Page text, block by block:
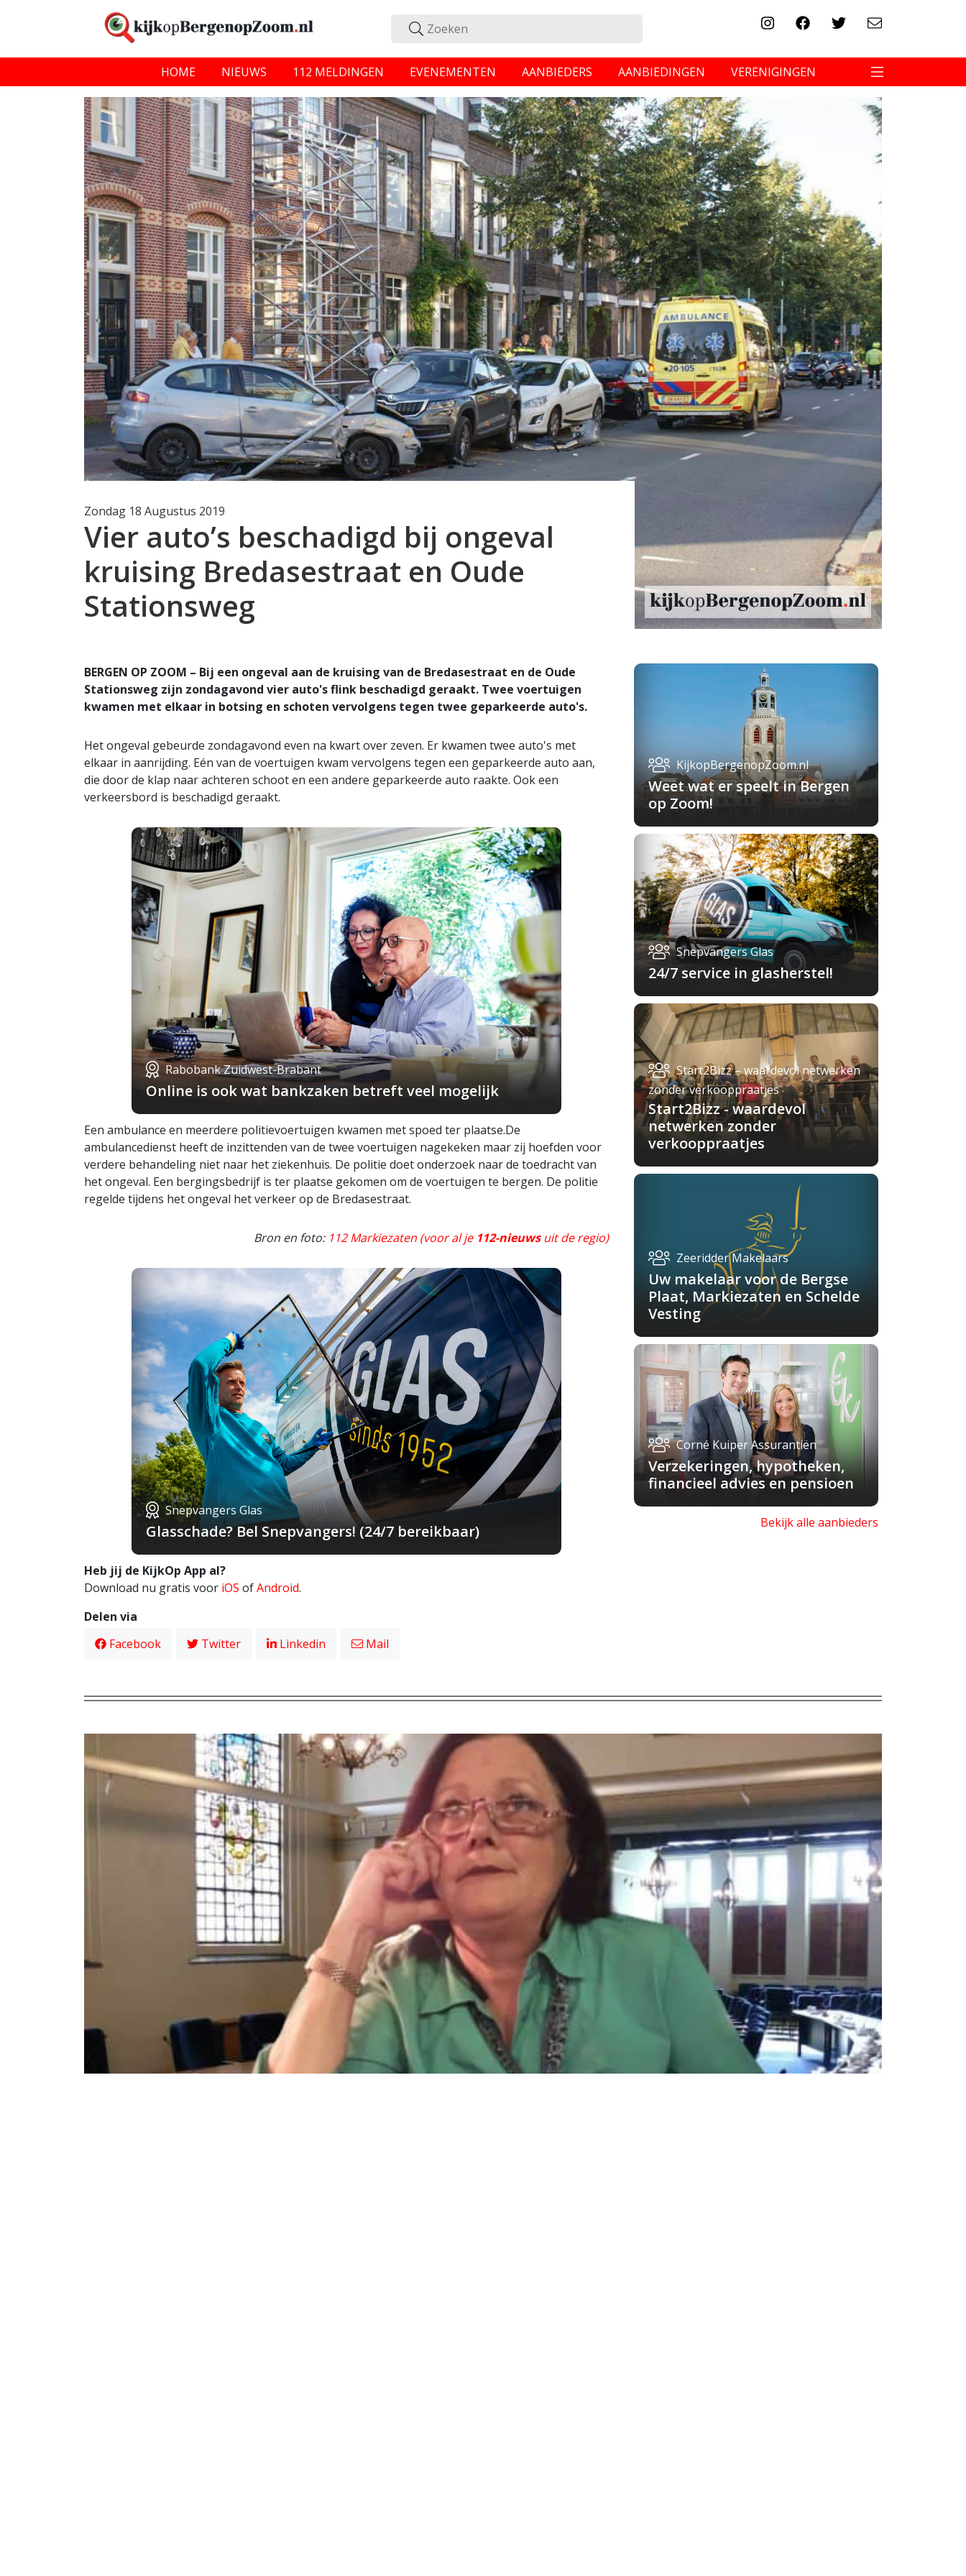
HOME NIEUWS 112 MELDINGEN EVENEMENTEN AANBIEDERS AANBIEDINGEN VERENIGINGEN
Zondag 18 Augustus 2019
Vier auto’s beschadigd bij ongeval
kruising Bredasestraat en Oude
Stationsweg
BERGEN OP ZOOM – Bij een ongeval aan de kruising van de Bredasestraat en de Oude
Stationsweg zijn zondagavond vier auto's flink beschadigd geraakt. Twee voertuigen
kwamen met elkaar in botsing en schoten vervolgens tegen twee geparkeerde auto's.
Het ongeval gebeurde zondagavond even na kwart over zeven. Er kwamen twee auto's met
elkaar in aanrijding. Eén van de voertuigen kwam vervolgens tegen een geparkeerde auto aan,
die door de klap naar achteren schoot en een andere geparkeerde auto raakte. Ook een
verkeersbord is beschadigd geraakt.
Rabobank Zuidwest-Brabant
Online is ook wat bankzaken betreft veel mogelijk
Een ambulance en meerdere politievoertuigen kwamen met spoed ter plaatse.De
ambulancedienst heeft de inzittenden van de twee voertuigen nagekeken maar zij hoefden voor
verdere behandeling niet naar het ziekenhuis. De politie doet onderzoek naar de toedracht van
het ongeval. Een bergingsbedrijf is ter plaatse gekomen om de voertuigen te bergen. De politie
regelde tijdens het ongeval het verkeer op de Bredasestraat.
Bron en foto: 112 Markiezaten (voor al je 112-nieuwsuit de regio)
Snepvangers Glas
Glasschade? Bel Snepvangers! (24/7 bereikbaar)
Heb jij de KijkOp App al?
Download nu gratis voor iOS ofAndroid.
Delen via
Facebook
Twitter Linkedin Mail
KijkopBergenopZoom.nl
Weet wat er speelt in Bergen
op Zoom!
Snepvangers Glas
24/7 service in glasherstel!
Start2Bizz – waardevol netwerken
zonder verkooppraatjes
Start2Bizz - waardevol
netwerken zonder
verkooppraatjes
Zeeridder Makelaars
Uw makelaar voor de Bergse
Plaat, Markiezaten en Schelde
Vesting
Corné Kuiper Assurantiën
Verzekeringen, hypotheken,
financieel advies en pensioen
Bekijk alle aanbieders